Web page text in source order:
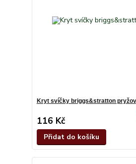
Kryt svíčky briggs&stratton
116 Kč
Přidat do košíku